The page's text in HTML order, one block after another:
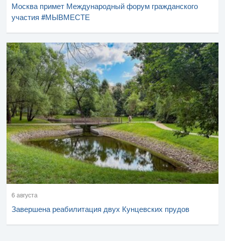
Москва примет Международный форум гражданского
участия #МЫВМЕСТЕ
6 августа
Завершена реабилитация двух Кунцевских прудов